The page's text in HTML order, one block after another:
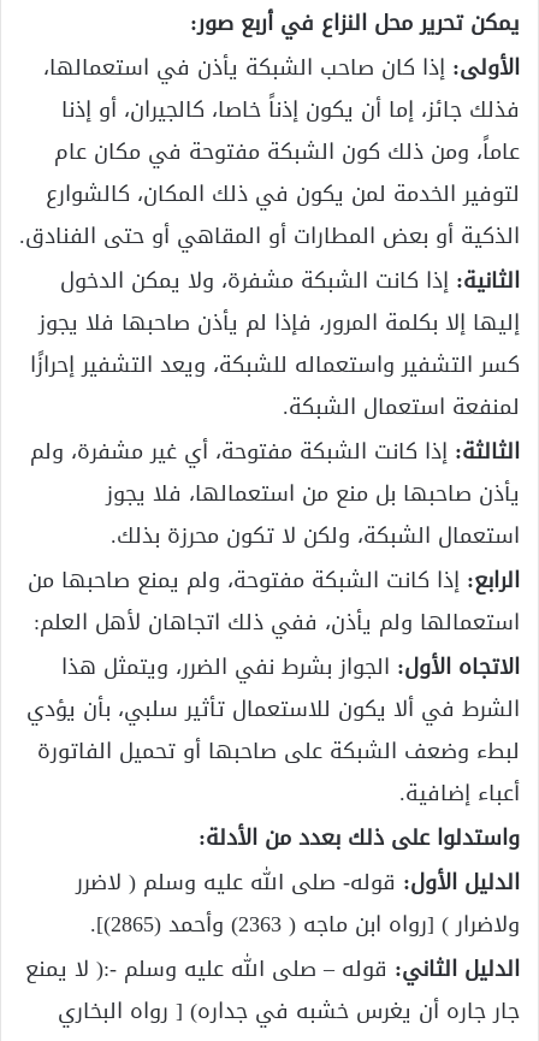
يمكن تحرير محل النزاع في أربع صور:
الأولى: إذا كان صاحب الشبكة يأذن في استعمالها،
فذلك جائز، إما أن يكون إذناً خاصا، كالجيران، أو إذنا
عاماً، ومن ذلك كون الشبكة مفتوحة في مكان عام
لتوفير الخدمة لمن يكون في ذلك المكان، كالشوارع
الذكية أو بعض المطارات أو المقاهي أو حتى الفنادق.
الثانية: إذا كانت الشبكة مشفرة، ولا يمكن الدخول
إليها إلا بكلمة المرور، فإذا لم يأذن صاحبها فلا يجوز
كسر التشفير واستعماله للشبكة، ويعد التشفير إحرازًا
لمنفعة استعمال الشبكة.
الثالثة: إذا كانت الشبكة مفتوحة، أي غير مشفرة، ولم
يأذن صاحبها بل منع من استعمالها، فلا يجوز
استعمال الشبكة، ولكن لا تكون محرزة بذلك.
الرابع: إذا كانت الشبكة مفتوحة، ولم يمنع صاحبها من
استعمالها ولم يأذن، ففي ذلك اتجاهان لأهل العلم:
الاتجاه الأول: الجواز بشرط نفي الضرر، ويتمثل هذا
الشرط في ألا يكون للاستعمال تأثير سلبي، بأن يؤدي
لبطء وضعف الشبكة على صاحبها أو تحميل الفاتورة
أعباء إضافية.
واستدلوا على ذلك بعدد من الأدلة:
الدليل الأول: قوله- صلى الله عليه وسلم ( لاضرر
ولاضرار ) [رواه ابن ماجه ( 2363) وأحمد (2865)].
الدليل الثاني: قوله – صلى الله عليه وسلم -:( لا يمنع
جار جاره أن يغرس خشبه في جداره) [ رواه البخاري